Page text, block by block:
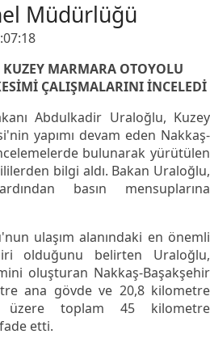
Müdürlüğü
MARMARA OTOYOLU
ÇALIŞMALARINI İNCELEDİ
Abdulkadir Uraloğlu, Kuzey
yapımı devam eden Nakkaş-
bulunarak yürütülen
bilgi aldı. Bakan Uraloğlu,
basın mensuplarına
ulaşım alanındaki en önemli
olduğunu belirten Uraloğlu,
oluşturan Nakkaş-Başakşehir
ana gövde ve 20,8 kilometre
üzere toplam 45 kilometre
etti.